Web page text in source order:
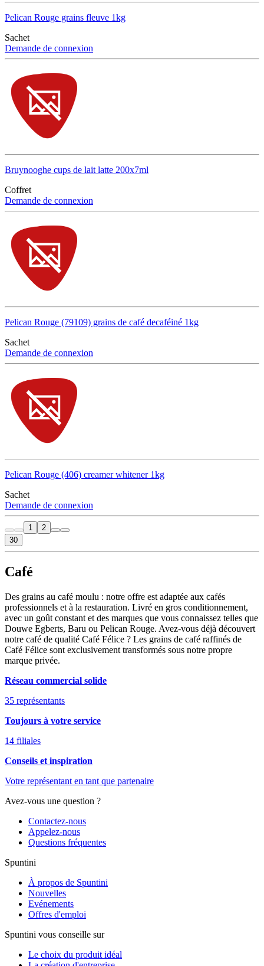
Pelican Rouge grains fleuve 1kg
Sachet
Demande de connexion
Bruynooghe cups de lait latte 200x7ml
Coffret
Demande de connexion
Pelican Rouge (79109) grains de café decaféiné 1kg
Sachet
Demande de connexion
Pelican Rouge (406) creamer whitener 1kg
Sachet
Demande de connexion
1
2
30
Café
Des grains au café moulu : notre offre est adaptée aux cafés
professionnels et à la restauration. Livré en gros conditionnement,
avec un goût constant et des marques que vous connaissez telles que
Douwe Egberts, Baru ou Pelican Rouge. Avez-vous déjà découvert
notre café de qualité Café Félice ? Les grains de café raffinés de
Café Félice sont exclusivement transformés sous notre propre
marque privée.
Réseau commercial solide
35 représentants
Toujours à votre service
14 filiales
Conseils et inspiration
Votre représentant en tant que partenaire
Avez-vous une question ?
Contactez-nous
Appelez-nous
Questions fréquentes
Spuntini
À propos de Spuntini
Nouvelles
Evénements
Offres d'emploi
Spuntini vous conseille sur
Le choix du produit idéal